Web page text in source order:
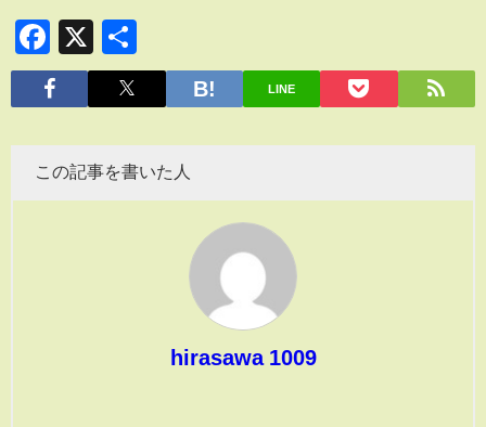
Facebook
X
有
LINE
この記事を書いた人
hirasawa 1009